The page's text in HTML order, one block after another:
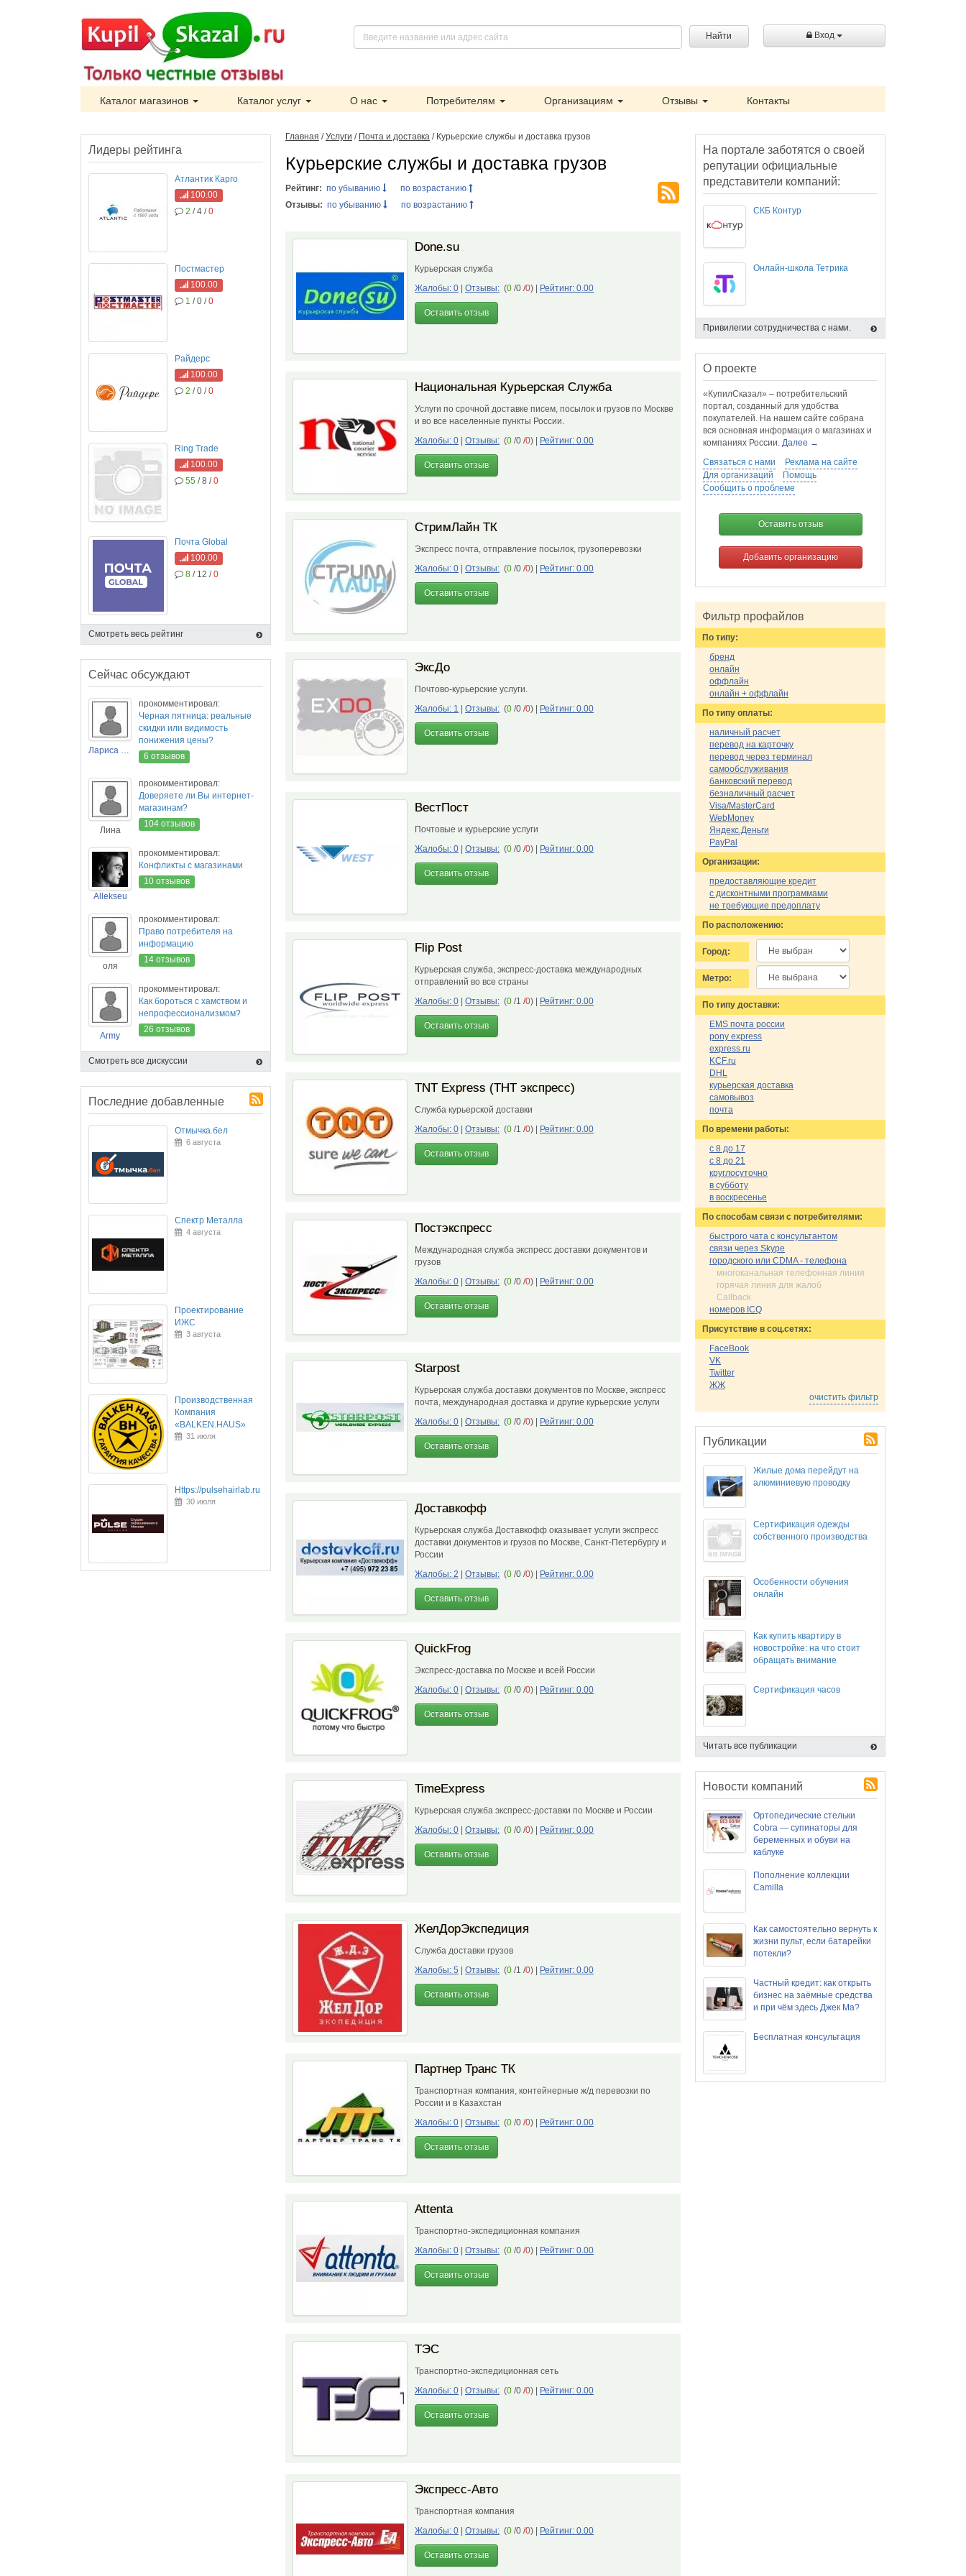
Найти Вход
Каталог магазинов Каталог услуг О нас Потребителям Организациям Отзывы Контакты
Главная /Услуги / Почта и доставка / Курьерские службы и доставка грузов
Курьерские службы и доставка грузов
Рейтинг: по убыванию
по возрастанию
Отзывы: по убыванию по возрастанию
Done.su
Курьерская служба
Жалобы: 0
Отзывы: (0 /0 /0) Рейтинг: 0.00
Оставить отзыв
Национальная Курьерская Служба
Услуги по срочной доставке писем, посылок и грузов по Москве
и во все населенные пункты России.
Жалобы: 0
Отзывы: (0 /0 /0) Рейтинг: 0.00
Оставить отзыв
СтримЛайн ТК
Экспресс почта, отправление посылок, грузоперевозки
Жалобы: 0
Отзывы: (0 /0 /0) Рейтинг: 0.00
Оставить отзыв
ЭксДо
Почтово-курьерские услуги.
Жалобы: 1
Отзывы: (0 /0 /0) Рейтинг: 0.00
Оставить отзыв
ВестПост
Почтовые и курьерские услуги
Жалобы: 0
Отзывы: (0 /0 /0) Рейтинг: 0.00
Оставить отзыв
Flip Post
Курьерская служба, экспресс-доставка международных
отправлений во все страны
Жалобы: 0
Отзывы: (0 /1 /0) Рейтинг: 0.00
Оставить отзыв
TNT Express (ТНТ экспресс)
Служба курьерской доставки
Жалобы: 0
Отзывы: (0 /1 /0) Рейтинг: 0.00
Оставить отзыв
Постэкспресс
Международная служба экспресс доставки документов и
грузов
Жалобы: 0
Отзывы: (0 /0 /0) Рейтинг: 0.00
Оставить отзыв
Starpost
Курьерская служба доставки документов по Москве, экспресс
почта, международная доставка и другие курьерские услуги
Жалобы: 0
Отзывы: (0 /0 /0) Рейтинг: 0.00
Оставить отзыв
Доставкофф
Курьерская служба Доставкофф оказывает услуги экспресс
доставки документов и грузов по Москве, Санкт-Петербургу и
России
Жалобы: 2
Отзывы: (0 /0 /0) Рейтинг: 0.00
Оставить отзыв
QuickFrog
Экспресс-доставка по Москве и всей России
Жалобы: 0
Отзывы: (0 /0 /0) Рейтинг: 0.00
Оставить отзыв
TimeExpress
Курьерская служба экспресс-доставки по Москве и России
Жалобы: 0
Отзывы: (0 /0 /0) Рейтинг: 0.00
Оставить отзыв
ЖелДорЭкспедиция
Служба доставки грузов
Жалобы: 5
Отзывы: (0 /1 /0) Рейтинг: 0.00
Оставить отзыв
Партнер Транс ТК
Транспортная компания, контейнерные ж/д перевозки по
России и в Казахстан
Жалобы: 0
Отзывы: (0 /0 /0) Рейтинг: 0.00
Оставить отзыв
Attenta
Транспортно-экспедиционная компания
Жалобы: 0
Отзывы: (0 /0 /0) Рейтинг: 0.00
Оставить отзыв
ТЭС
Транспортно-экспедиционная сеть
Жалобы: 0
Отзывы: (0 /0 /0) Рейтинг: 0.00
Оставить отзыв
Экспресс-Авто
Транспортная компания
Жалобы: 0
Отзывы: (0 /0 /0) Рейтинг: 0.00
Оставить отзыв
Лидеры рейтинга
Атлантик Карго
100.00
2 / 4 /0
Постмастер
100.00
1 / 0 /0
Райдерс
100.00
2 / 0 /0
Ring Trade
100.00
55 / 8 /0
Почта Global
100.00
8 / 12 /0
Смотреть весь рейтинг
Сейчас обсуждают
Лариса Новикова
прокомментировал:
Черная пятница: реальные
скидки или видимость
понижения цены?
6 отзывов
Лина
прокомментировал:
Доверяете ли Вы интернет-
магазинам?
104 отзывов
Allekseu
прокомментировал:
Конфликты с магазинами
10 отзывов
оля
прокомментировал:
Право потребителя на
информацию
14 отзывов
Army
прокомментировал:
Как бороться с хамством и
непрофессионализмом?
26 отзывов
Смотреть все дискуссии
Последние добавленные
Отмычка.бел
6 августа
Спектр Металла
4 августа
Проектирование
ИЖС
3 августа
Производственная
Компания
«BALKEN.HAUS»
31 июля
Https://pulsehairlab.ru
30 июля
На портале заботятся о своей
репутации официальные
представители компаний:
СКБ Контур
Онлайн-школа Тетрика
Привилегии сотрудничества с нами.
О проекте
«КупилСказал» – потребительский
портал, созданный для удобства
покупателей. На нашем сайте собрана
вся основная информация о магазинах и
компаниях России. Далее →
Связаться с нами
Реклама на сайте
Для организаций
Помощь
Сообщить о проблеме
Оставить отзыв
Добавить организацию
Фильтр профайлов
По типу:
бренд
онлайн
оффлайн
онлайн + оффлайн
По типу оплаты:
наличный расчет
перевод на карточку
перевод через терминал
самообслуживания
банковский перевод
безналичный расчет
Visa/MasterCard
WebMoney
Яндекс.Деньги
PayPal
Организации:
предоставляющие кредит
с дисконтными программами
не требующие предоплату
По расположению:
Город:
Метро:
По типу доставки:
EMS почта россии
pony express
express.ru
KCF.ru
DHL
курьерская доставка
самовывоз
почта
По времени работы:
с 8 до 17
с 8 до 21
круглосуточно
в субботу
в воскресенье
По cпособам связи с потребителями:
быстрого чата с консультантом
связи через Skype
городского или CDMA - телефона
многоканальная телефонная линия
горячая линия для жалоб
Callback
номеров ICQ
Присутствие в соц.сетях:
FaceBook
VK
Twitter
ЖЖ
очистить фильтр
Публикации
Жилые дома перейдут на
алюминиевую проводку
Сертификация одежды
собственного производства
Особенности обучения
онлайн
Как купить квартиру в
новостройке: на что стоит
обращать внимание
Сертификация часов
Читать все публикации
Новости компаний
Ортопедические стельки
Cobra — супинаторы для
беременных и обуви на
каблуке
Пополнение коллекции
Camilla
Как самостоятельно вернуть к
жизни пульт, если батарейки
потекли?
Частный кредит: как открыть
бизнес на заёмные средства
и при чём здесь Джек Ма?
Бесплатная консультация